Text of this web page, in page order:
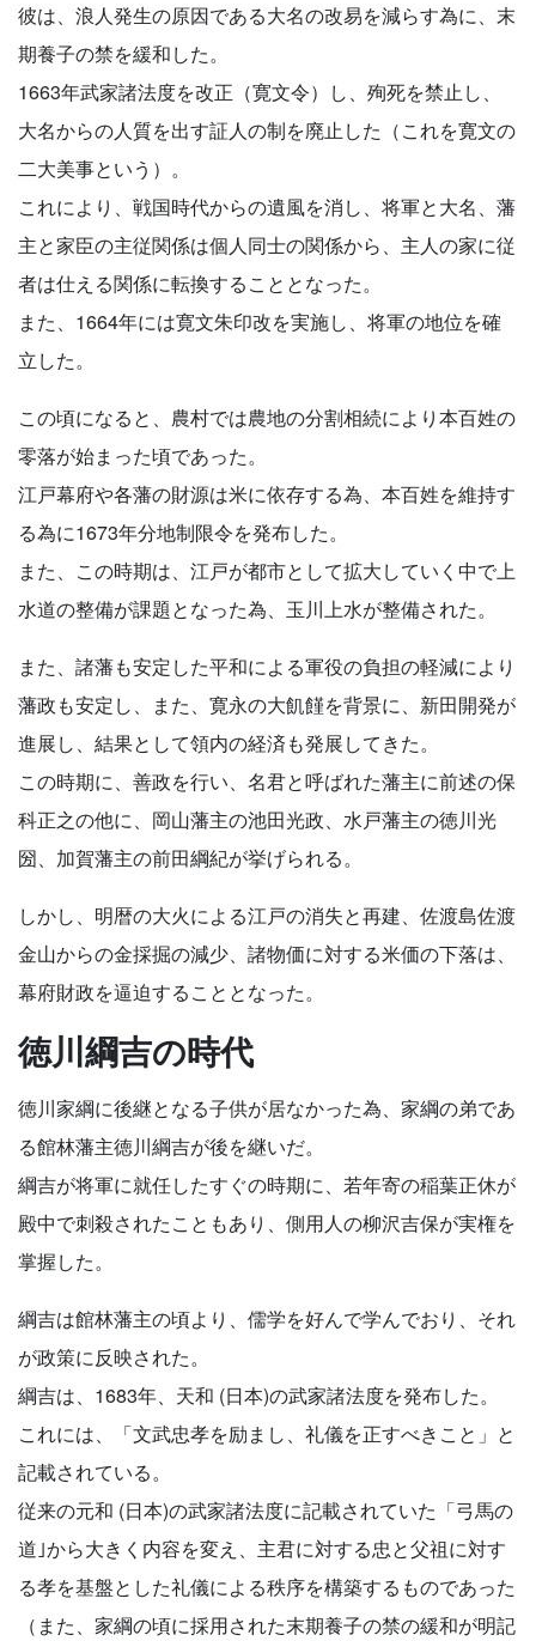
彼は、浪人発生の原因である大名の改易を減らす為に、末
期養子の禁を緩和した。
1663年武家諸法度を改正（寛文令）し、殉死を禁止し、
大名からの人質を出す証人の制を廃止した（これを寛文の
二大美事という）。
これにより、戦国時代からの遺風を消し、将軍と大名、藩
主と家臣の主従関係は個人同士の関係から、主人の家に従
者は仕える関係に転換することとなった。
また、1664年には寛文朱印改を実施し、将軍の地位を確
立した。
この頃になると、農村では農地の分割相続により本百姓の
零落が始まった頃であった。
江戸幕府や各藩の財源は米に依存する為、本百姓を維持す
る為に1673年分地制限令を発布した。
また、この時期は、江戸が都市として拡大していく中で上
水道の整備が課題となった為、玉川上水が整備された。
また、諸藩も安定した平和による軍役の負担の軽減により
藩政も安定し、また、寛永の大飢饉を背景に、新田開発が
進展し、結果として領内の経済も発展してきた。
この時期に、善政を行い、名君と呼ばれた藩主に前述の保
科正之の他に、岡山藩主の池田光政、水戸藩主の徳川光
圀、加賀藩主の前田綱紀が挙げられる。
しかし、明暦の大火による江戸の消失と再建、佐渡島佐渡
金山からの金採掘の減少、諸物価に対する米価の下落は、
幕府財政を逼迫することとなった。
徳川綱吉の時代
徳川家綱に後継となる子供が居なかった為、家綱の弟であ
る館林藩主徳川綱吉が後を継いだ。
綱吉が将軍に就任したすぐの時期に、若年寄の稲葉正休が
殿中で刺殺されたこともあり、側用人の柳沢吉保が実権を
掌握した。
綱吉は館林藩主の頃より、儒学を好んで学んでおり、それ
が政策に反映された。
綱吉は、1683年、天和 (日本)の武家諸法度を発布した。
これには、「文武忠孝を励まし、礼儀を正すべきこと」と
記載されている。
従来の元和 (日本)の武家諸法度に記載されていた「弓馬の
道｣から大きく内容を変え、主君に対する忠と父祖に対す
る孝を基盤とした礼儀による秩序を構築するものであった
（また、家綱の頃に採用された末期養子の禁の緩和が明記